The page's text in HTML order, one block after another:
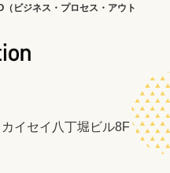
（ビジネス・プロセス・アウト
イセイ八丁堀ビル8F